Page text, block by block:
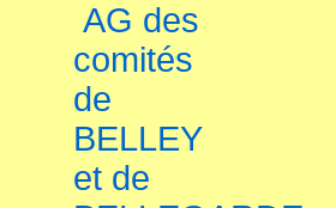
AG des
comités
de
BELLEY
et de